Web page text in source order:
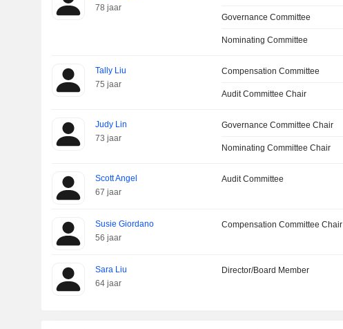
78 jaar
Governance Committee
Nominating Committee
Tally Liu
75 jaar
Compensation Committee
Audit Committee Chair
Judy Lin
73 jaar
Governance Committee Chair
Nominating Committee Chair
Scott Angel
67 jaar
Audit Committee
Susie Giordano
56 jaar
Compensation Committee Chair
Sara Liu
64 jaar
Director/Board Member